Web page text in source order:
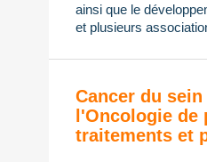
ainsi que le
et plusieurs
Cancer du
l'Oncologie
traitements et